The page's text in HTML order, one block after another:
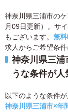
神奈川県三浦市の
月09日更新）。サ
もございます。 無
求人からご希望条
神奈川県三浦
うな条件が人
以下のような条件が
神奈川県三浦市×年